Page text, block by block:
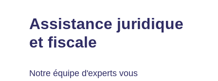
Assistance juridique
et fiscale
Notre équipe d'experts vous